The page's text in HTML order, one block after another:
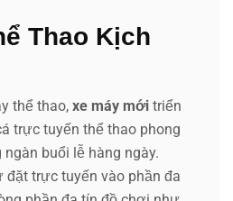
Thao Kịch
thể thao, xe máy mới triển
trực tuyến thể thao phong
ngàn buổi lễ hàng ngày.
trực tuyến vào phần đa